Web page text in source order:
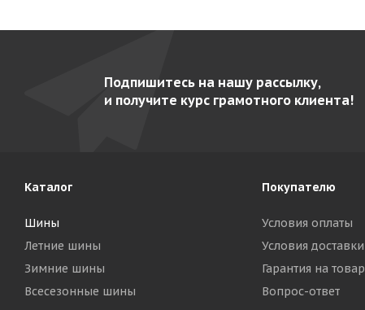
Подпишитесь на нашу рассылку,
и получите курс грамотного клиента!
Каталог
Шины
Летние шины
Зимние шины
Всесезонные шины
Покупателю
Условия оплаты
Условия доставки
Гарантия на товар
Вопрос-ответ